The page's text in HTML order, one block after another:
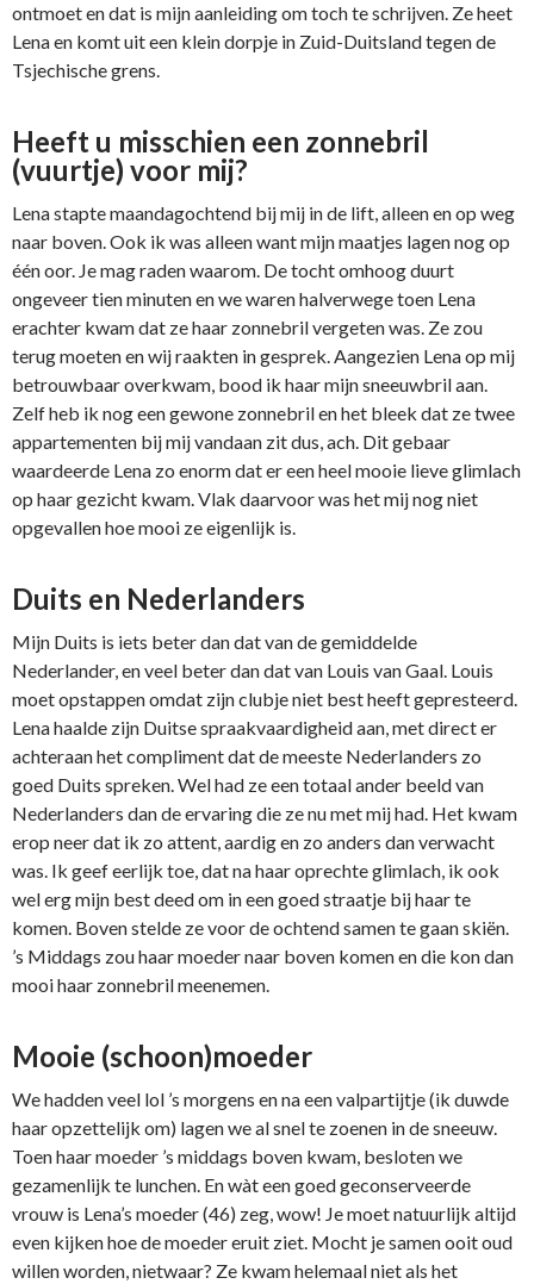
ontmoet en dat is mijn aanleiding om toch te schrijven. Ze heet
Lena en komt uit een klein dorpje in Zuid-Duitsland tegen de
Tsjechische grens.
Heeft u misschien een zonnebril
(vuurtje) voor mij?
Lena stapte maandagochtend bij mij in de lift, alleen en op weg
naar boven. Ook ik was alleen want mijn maatjes lagen nog op
één oor. Je mag raden waarom. De tocht omhoog duurt
ongeveer tien minuten en we waren halverwege toen Lena
erachter kwam dat ze haar zonnebril vergeten was. Ze zou
terug moeten en wij raakten in gesprek. Aangezien Lena op mij
betrouwbaar overkwam, bood ik haar mijn sneeuwbril aan.
Zelf heb ik nog een gewone zonnebril en het bleek dat ze twee
appartementen bij mij vandaan zit dus, ach. Dit gebaar
waardeerde Lena zo enorm dat er een heel mooie lieve glimlach
op haar gezicht kwam. Vlak daarvoor was het mij nog niet
opgevallen hoe mooi ze eigenlijk is.
Duits en Nederlanders
Mijn Duits is iets beter dan dat van de gemiddelde
Nederlander, en veel beter dan dat van Louis van Gaal. Louis
moet opstappen omdat zijn clubje niet best heeft gepresteerd.
Lena haalde zijn Duitse spraakvaardigheid aan, met direct er
achteraan het compliment dat de meeste Nederlanders zo
goed Duits spreken. Wel had ze een totaal ander beeld van
Nederlanders dan de ervaring die ze nu met mij had. Het kwam
erop neer dat ik zo attent, aardig en zo anders dan verwacht
was. Ik geef eerlijk toe, dat na haar oprechte glimlach, ik ook
wel erg mijn best deed om in een goed straatje bij haar te
komen. Boven stelde ze voor de ochtend samen te gaan skiën.
’s Middags zou haar moeder naar boven komen en die kon dan
mooi haar zonnebril meenemen.
Mooie (schoon)moeder
We hadden veel lol ’s morgens en na een valpartijtje (ik duwde
haar opzettelijk om) lagen we al snel te zoenen in de sneeuw.
Toen haar moeder ’s middags boven kwam, besloten we
gezamenlijk te lunchen. En wàt een goed geconserveerde
vrouw is Lena’s moeder (46) zeg, wow! Je moet natuurlijk altijd
even kijken hoe de moeder eruit ziet. Mocht je samen ooit oud
willen worden, nietwaar? Ze kwam helemaal niet als het